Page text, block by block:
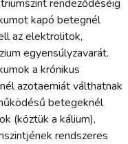
rendeződéséig
kapó betegnél
az elektrolitok,
egyensúlyzavarát.
a krónikus
azotaemiát válthatnak
betegeknél
(köztük a kálium),
rendszeres